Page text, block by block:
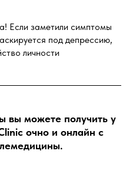
Если заметили симптомы
под депрессию,
личности
вы можете получить у
очно и онлайн с